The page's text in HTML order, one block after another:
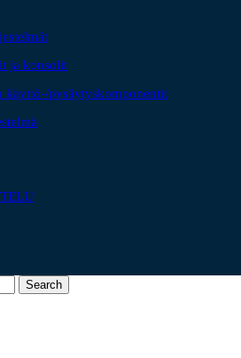
ja konsolit
käyttö-/pysäytyskomponentit
Search